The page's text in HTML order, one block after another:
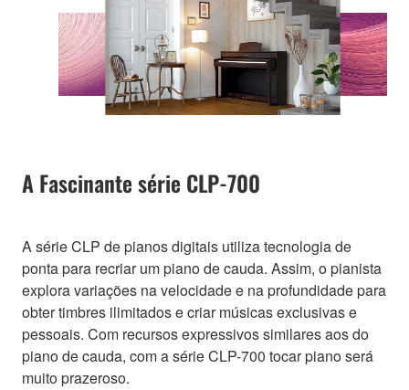
A Fascinante série CLP-700
A série CLP de pianos digitais utiliza tecnologia de
ponta para recriar um piano de cauda. Assim, o pianista
explora variações na velocidade e na profundidade para
obter timbres ilimitados e criar músicas exclusivas e
pessoais. Com recursos expressivos similares aos do
piano de cauda, com a série CLP-700 tocar piano será
muito prazeroso.